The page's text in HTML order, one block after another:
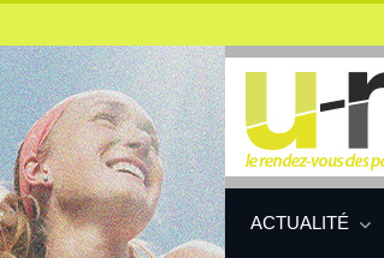
ACTUALITÉ